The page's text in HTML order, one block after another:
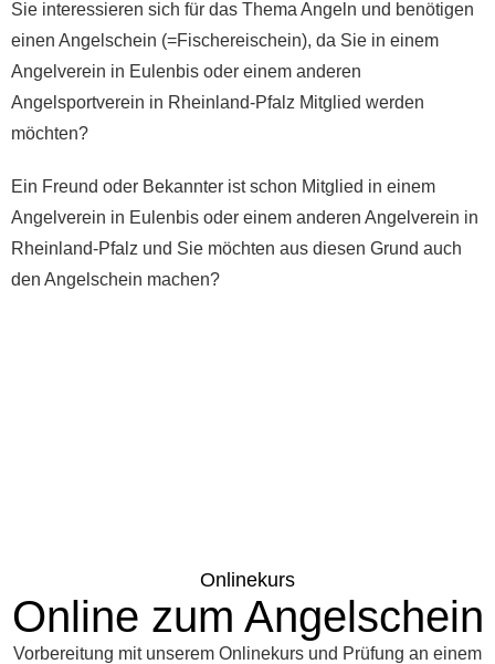
Sie interessieren sich für das Thema Angeln und benötigen
einen Angelschein (=Fischereischein), da Sie in einem
Angelverein in Eulenbis oder einem anderen
Angelsportverein in Rheinland-Pfalz Mitglied werden
möchten?
Ein Freund oder Bekannter ist schon Mitglied in einem
Angelverein in Eulenbis oder einem anderen Angelverein in
Rheinland-Pfalz und Sie möchten aus diesen Grund auch
den Angelschein machen?
Onlinekurs
Online zum Angelschein
Vorbereitung mit unserem Onlinekurs und Prüfung an einem